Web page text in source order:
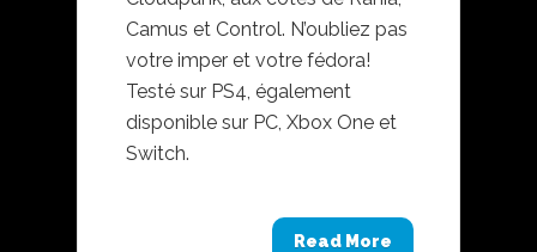
Camus et Control. N’oubliez pas
votre imper et votre fédora!
Testé sur PS4, également
disponible sur PC, Xbox One et
Switch.
Read More